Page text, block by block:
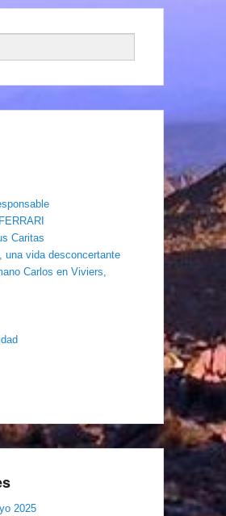
Caritas
una vida desconcertante
Carlos en Viviers,
2025